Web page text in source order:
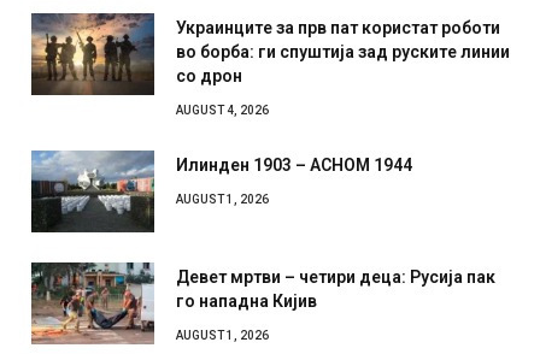
Украинците за прв пат користат роботи
во борба: ги спуштија зад руските линии
со дрон
AUGUST 4, 2026
Илинден 1903 – АСНОМ 1944
AUGUST 1, 2026
Девет мртви – четири деца: Русија пак
го нападна Кијив
AUGUST 1, 2026